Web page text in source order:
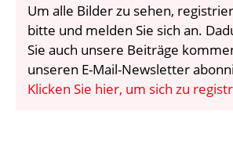
VIDEOS
BIBLIOTHEK
KRAN & BÜHNE
Um alle Bilder zu sehen,
bitte und melden Sie sich an.
Sie auch unsere Beiträge
unseren E-Mail-Newsletter
Klicken Sie hier, um sich zu